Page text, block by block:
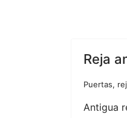
Reja
Puertas,
Antigua